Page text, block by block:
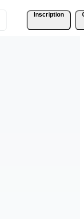
Inscription